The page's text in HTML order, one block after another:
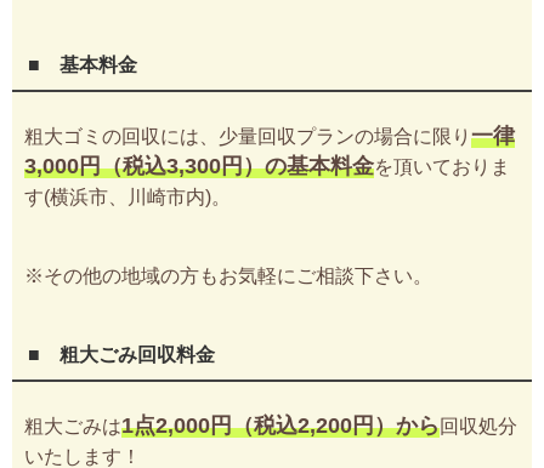
■ 基本料金
粗大ゴミの回収には、少量回収プランの場合に限り 一律
3,000円（税込3,300円）の基本料金を頂いておりま
す(横浜市、川崎市内)。
※その他の地域の方もお気軽にご相談下さい。
■ 粗大ごみ回収料金
粗大ごみは1点2,000円（税込2,200円）から回収処分
いたします！